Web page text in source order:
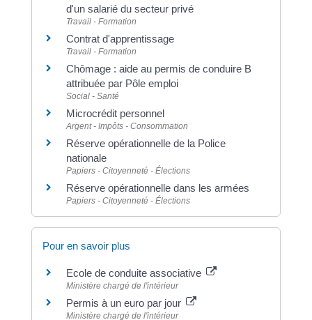
d'un salarié du secteur privé
Travail - Formation
Contrat d'apprentissage
Travail - Formation
Chômage : aide au permis de conduire B
attribuée par Pôle emploi
Social - Santé
Microcrédit personnel
Argent - Impôts - Consommation
Réserve opérationnelle de la Police
nationale
Papiers - Citoyenneté - Élections
Réserve opérationnelle dans les armées
Papiers - Citoyenneté - Élections
Pour en savoir plus
Ecole de conduite associative
Ministère chargé de l'intérieur
Permis à un euro par jour
Ministère chargé de l'intérieur